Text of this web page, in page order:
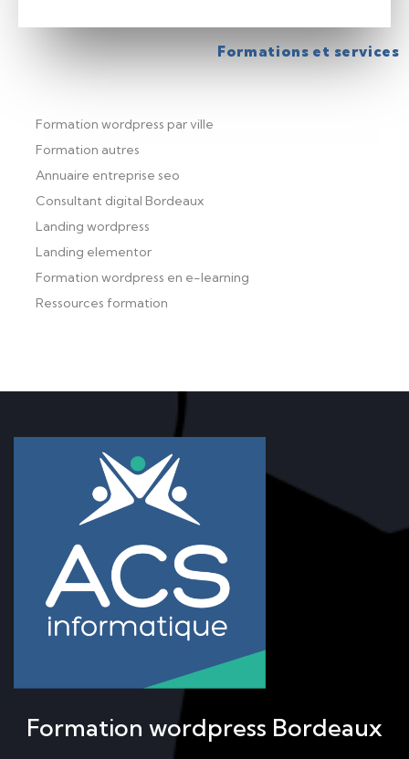
Formations et services
Formation wordpress par ville
Formation autres
Annuaire entreprise seo
Consultant digital Bordeaux
Landing wordpress
Landing elementor
Formation wordpress en e-learning
Ressources formation
Formation wordpress Bordeaux